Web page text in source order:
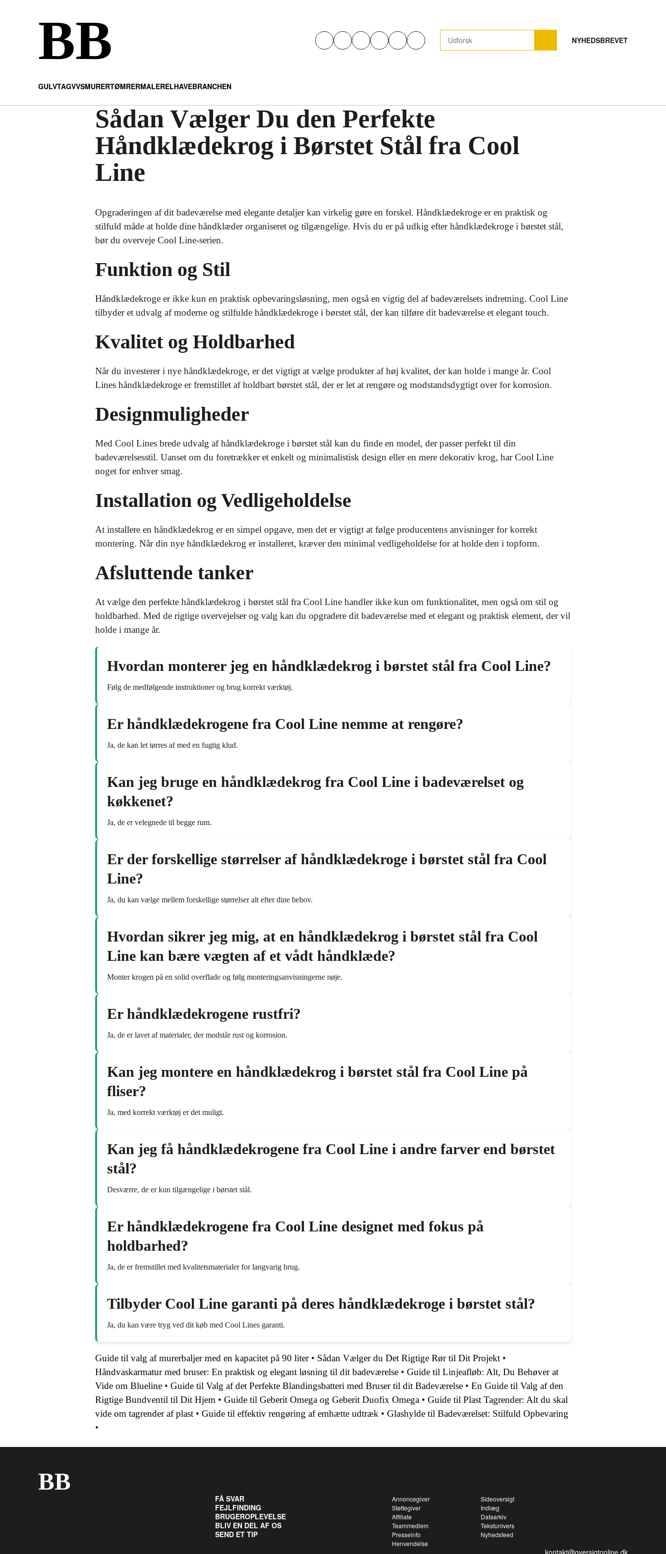
BB NYHEDSBREVET
GULVTAGVVSMURERTØMRERMALERELHAVEBRANCHEN
Sådan Vælger Du den Perfekte
Håndklædekrog i Børstet Stål fra Cool
Line
Opgraderingen af dit badeværelse med elegante detaljer kan virkelig gøre en forskel. Håndklædekroge er en praktisk og
stilfuld måde at holde dine håndklæder organiseret og tilgængelige. Hvis du er på udkig efter håndklædekroge i børstet stål,
bør du overveje Cool Line-serien.
Funktion og Stil
Håndklædekroge er ikke kun en praktisk opbevaringsløsning, men også en vigtig del af badeværelsets indretning. Cool Line
tilbyder et udvalg af moderne og stilfulde håndklædekroge i børstet stål, der kan tilføre dit badeværelse et elegant touch.
Kvalitet og Holdbarhed
Når du investerer i nye håndklædekroge, er det vigtigt at vælge produkter af høj kvalitet, der kan holde i mange år. Cool
Lines håndklædekroge er fremstillet af holdbart børstet stål, der er let at rengøre og modstandsdygtigt over for korrosion.
Designmuligheder
Med Cool Lines brede udvalg af håndklædekroge i børstet stål kan du finde en model, der passer perfekt til din
badeværelsesstil. Uanset om du foretrækker et enkelt og minimalistisk design eller en mere dekorativ krog, har Cool Line
noget for enhver smag.
Installation og Vedligeholdelse
At installere en håndklædekrog er en simpel opgave, men det er vigtigt at følge producentens anvisninger for korrekt
montering. Når din nye håndklædekrog er installeret, kræver den minimal vedligeholdelse for at holde den i topform.
Afsluttende tanker
At vælge den perfekte håndklædekrog i børstet stål fra Cool Line handler ikke kun om funktionalitet, men også om stil og
holdbarhed. Med de rigtige overvejelser og valg kan du opgradere dit badeværelse med et elegant og praktisk element, der vil
holde i mange år.
Hvordan monterer jeg en håndklædekrog i børstet stål fra Cool Line?
Følg de medfølgende instruktioner og brug korrekt værktøj.
Er håndklædekrogene fra Cool Line nemme at rengøre?
Ja, de kan let tørres af med en fugtig klud.
Kan jeg bruge en håndklædekrog fra Cool Line i badeværelset og
køkkenet?
Ja, de er velegnede til begge rum.
Er der forskellige størrelser af håndklædekroge i børstet stål fra Cool
Line?
Ja, du kan vælge mellem forskellige størrelser alt efter dine behov.
Hvordan sikrer jeg mig, at en håndklædekrog i børstet stål fra Cool
Line kan bære vægten af et vådt håndklæde?
Monter krogen på en solid overflade og følg monteringsanvisningerne nøje.
Er håndklædekrogene rustfri?
Ja, de er lavet af materialer, der modstår rust og korrosion.
Kan jeg montere en håndklædekrog i børstet stål fra Cool Line på
fliser?
Ja, med korrekt værktøj er det muligt.
Kan jeg få håndklædekrogene fra Cool Line i andre farver end børstet
stål?
Desværre, de er kun tilgængelige i børstet stål.
Er håndklædekrogene fra Cool Line designet med fokus på
holdbarhed?
Ja, de er fremstillet med kvalitetsmaterialer for langvarig brug.
Tilbyder Cool Line garanti på deres håndklædekroge i børstet stål?
Ja, du kan være tryg ved dit køb med Cool Lines garanti.
Guide til valg af murerbaljer med en kapacitet på 90 liter• Sådan Vælger du Det Rigtige Rør til Dit Projekt •
Håndvaskarmatur med bruser: En praktisk og elegant løsning til dit badeværelse • Guide til Linjeafløb: Alt, Du Behøver at
Vide om Blueline • Guide til Valg af det Perfekte Blandingsbatteri med Bruser til dit Badeværelse • En Guide til Valg af den
Rigtige Bundventil til Dit Hjem • Guide til Geberit Omega og Geberit Duofix Omega • Guide til Plast Tagrender: Alt du skal
vide om tagrender af plast • Guide til effektiv rengøring af emhætte udtræk • Glashylde til Badeværelset: Stilfuld Opbevaring
•
BB
FÅ SVAR
FEJLFINDING
BRUGEROPLEVELSE
BLIV EN DEL AF OS
SEND ET TIP
Annoncegiver
Støttegiver
Affiliate
Teammedlem
Presseinfo
Henvendelse
Sideoversigt
Indlæg
Dataarkiv
Tekstunivers
Nyhedsfeed
kontakt@oversigtonline.dk